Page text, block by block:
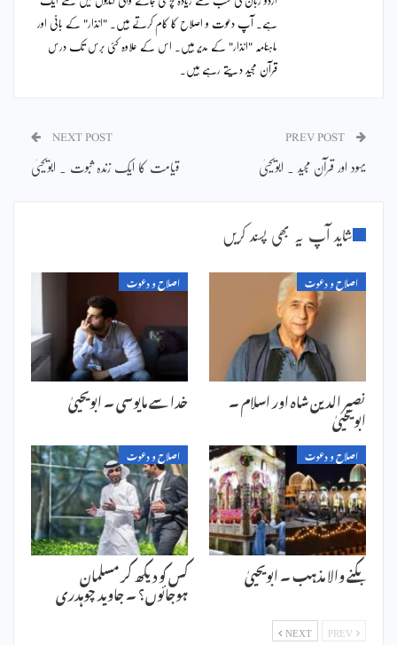
ہے۔ آپ دعوت و اصلاح کا کام کرتے ہیں۔ "انذار" کے بانی اور
ماہنامہ "انذار" کے مدیر ہیں۔ اس کے علاوہ کئی برس تک درس
قرآن مجید دیتے رہے ہیں۔
یہود اور قرآن مجید ۔ ابویحییٰ
NEXT POST
قیامت کا ایک زندہ ثبوت ۔ ابویحییٰ
شاید آپ یہ بھی پسند کریں
اصلاح و دعوت
نصیر الدین شاہ اور اسلام ۔
ابویحییٰ
اصلاح و دعوت
خدا سے مایوسی ۔ ابویحییٰ
اصلاح و دعوت
بکنے والا مذہب ۔ ابویحییٰ
اصلاح و دعوت
کس کو دیکھ کر مسلمان
ہوجائوں؟ ۔ جاوید چوہدری
NEXT